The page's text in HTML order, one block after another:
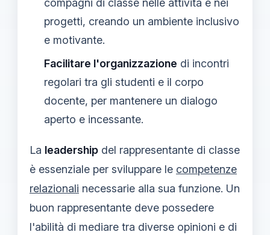
compagni di classe nelle attività e nei
progetti, creando un ambiente inclusivo
e motivante.
Facilitare l'organizzazione di incontri
regolari tra gli studenti e il corpo
docente, per mantenere un dialogo
aperto e incessante.
La leadership del rappresentante di classe
è essenziale per sviluppare le competenze
relazionali necessarie alla sua funzione. Un
buon rappresentante deve possedere
l'abilità di mediare tra diverse opinioni e di